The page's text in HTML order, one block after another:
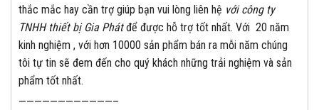
thắc mắc hay cần trợ giúp bạn vui lòng liên hệ với công ty
TNHH thiết bị Gia Phátđể được hỗ trợ tốt nhất. Với 20 năm
kinh nghiệm , với hơn 10000 sản phẩm bán ra mỗi năm chúng
tôi tự tin sẽ đem đến cho quý khách những trải nghiệm và sản
phẩm tốt nhất.
————————————–